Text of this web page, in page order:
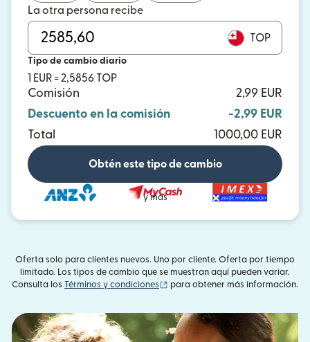
La otra persona recibe
TOP
Tipo de cambio diario
1 EUR = 2,5856 TOP
Comisión
2,99 EUR
Descuento en la comisión
-2,99 EUR
Total
1000,00 EUR
Obtén este tipo de cambio
y más
Oferta solo para clientes nuevos. Uno por cliente. Oferta por tiempo
limitado. Los tipos de cambio que se muestran aquí pueden variar.
Consulta los Términos y condiciones (se abre en una ventana nueva)
para obtener más información.